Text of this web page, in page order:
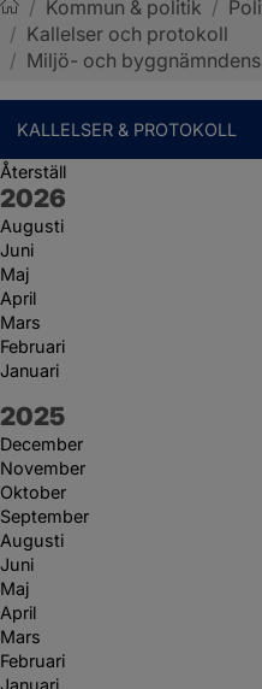
Sotenäs kommun
/ Kommun & politik /
/ Kallelser och protokoll
/ Miljö- och
KALLELSER & PROTOKOLL
Återställ
År:
2026
Augusti
Juni
Maj
April
Mars
Februari
Januari
År:
2025
December
November
Oktober
September
Augusti
Juni
Maj
April
Mars
Februari